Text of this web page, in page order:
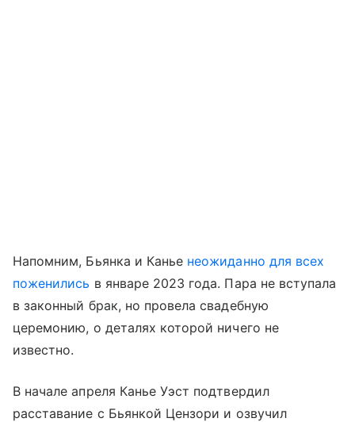
Напомним, Бьянка и Канье неожиданно для всех
поженились в январе 2023 года. Пара не вступала
в законный брак, но провела свадебную
церемонию, о деталях которой ничего не
известно.
В начале апреля Канье Уэст подтвердил
расставание с Бьянкой Цензори и озвучил